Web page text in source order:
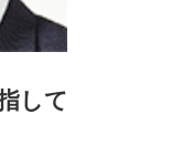
して